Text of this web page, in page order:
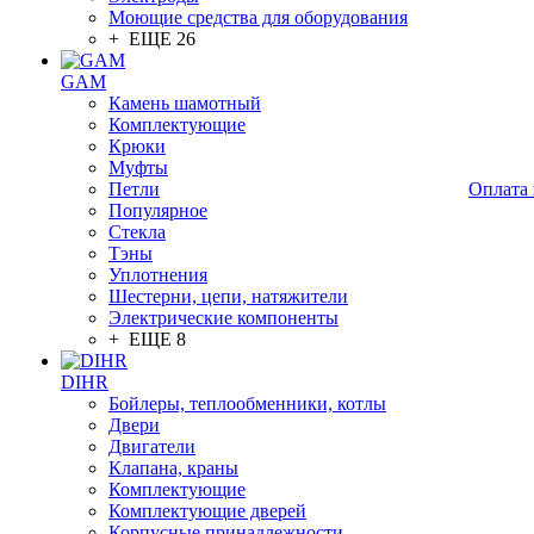
Моющие средства для оборудования
+ ЕЩЕ 26
GAM
Камень шамотный
Комплектующие
Крюки
Муфты
Петли
Популярное
Стекла
Тэны
Уплотнения
Шестерни, цепи, натяжители
Электрические компоненты
+ ЕЩЕ 8
DIHR
Бойлеры, теплообменники, котлы
Двери
Двигатели
Клапана, краны
Комплектующие
Комплектующие дверей
Оплата